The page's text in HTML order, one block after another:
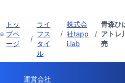
トッ
プペ
ージ
/
ライ
フス
タイ
ル
/
株式会
社tapp
i.lab
/
青森ひ
アトレ
売
運営会社